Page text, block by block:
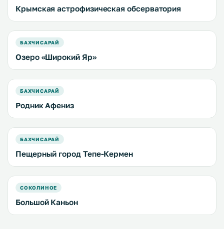
Крымская астрофизическая обсерватория
БАХЧИСАРАЙ
Озеро «Широкий Яр»
БАХЧИСАРАЙ
Родник Афениз
БАХЧИСАРАЙ
Пещерный город Тепе-Кермен
СОКОЛИНОЕ
Большой Каньон